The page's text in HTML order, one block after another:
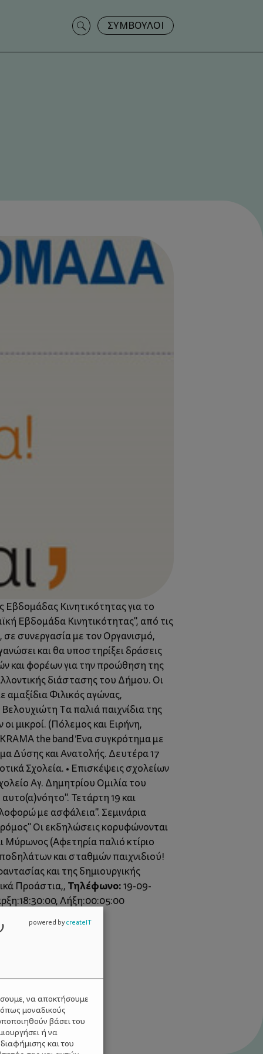
Search
for:
ΣΥΜΒΟΥΛΟΙ
Εβδομάδας Κινητικότητας για το
Εβδομάδα Κινητικότητας", από τις
συνεργασία με τον Οργανισμό,
και θα υποστηρίξει δράσεις
και φορέων για την προώθηση της
διάστασης του Δήμου. Οι
Φιλικός αγώνας,
Τα παλιά παιχνίδια της
μικροί. (Πόλεμος και Ειρήνη,
the band Ένα συγκρότημα με
Δύσης και Ανατολής. Δευτέρα 17
Σχολεία. • Επισκέψεις σχολείων
Αγ. Δημητρίου Ομιλία του
Τετάρτη 19 και
με ασφάλεια". Σεμινάρια
Οι εκδηλώσεις κορυφώνονται
(Αφετηρία παλιό κτίριο
και σταθμών παιχνιδιού!
και της δημιουργικής
Προάστια,, Τηλέφωνο:19-09-
Λήξη:00:05:00
να αποκτήσουμε
μοναδικούς
βάσει του
ή να
και του
powered bycreateIT